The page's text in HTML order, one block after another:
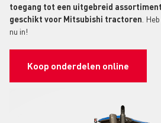
toegang tot een uitgebreid
geschikt voor Mitsubishi tractoren .
nu in!
Koop onderdelen online